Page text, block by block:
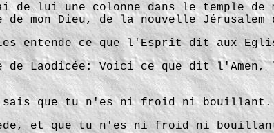
de lui une colonne dans le temple
mon Dieu, de la nouvelle Jérusalem
entende ce que l'Esprit dit aux
Laodicée: Voici ce que dit l'Amen,
sais que tu n'es ni froid ni
et que tu n'es ni froid ni